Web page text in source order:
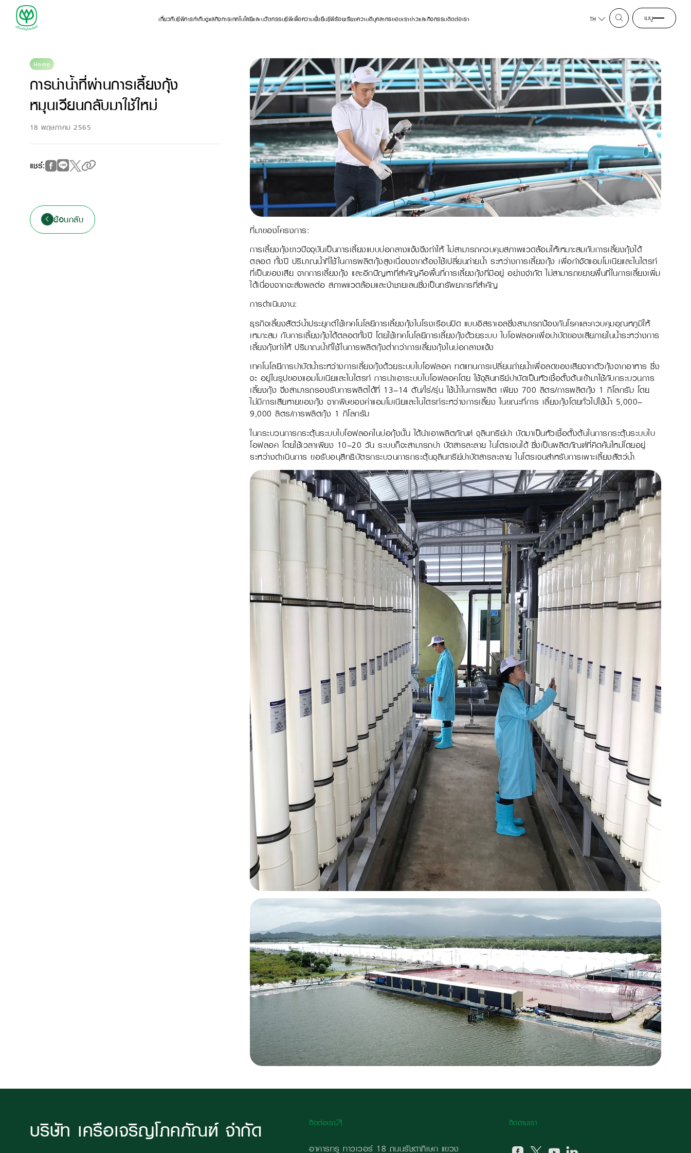
เกี่ยวกับซีพีการกำกับดูแลกิจการเทคโนโลยีและนวัตกรรมซีพีเพื่อความยั่งยืนซีพีร้อยเรียงความดีบุคลากรของเราข่าวและกิจกรรมติดต่อเรา TH เมนู
Home
การนำน้ำที่ผ่านการเลี้ยงกุ้ง
หมุนเวียนกลับมาใช้ใหม่
18 พฤษภาคม 2565
แชร์:
ย้อนกลับ
ที่มาของโครงการ:
การเลี้ยงกุ้งขาวปัจจุบันเป็นการเลี้ยงแบบบ่อกลางแจ้งจึงทำให้ ไม่สามารถควบคุมสภาพแวดล้อมให้เหมาะสมกับการเลี้ยงกุ้งได้
ตลอด ทั้งปี ปริมาณนํ้าที่ใช้ในการผลิตกุ้งสูงเนื่องจากต้องใช้เปลี่ยนถ่ายนํ้า ระหว่างการเลี้ยงกุ้ง เพื่อกำจัดแอมโมเนียและไนไตรท์
ที่เป็นของเสีย จากการเลี้ยงกุ้ง และอีกปัญหาที่สำคัญคือพื้นที่การเลี้ยงกุ้งที่มีอยู่ อย่างจำกัด ไม่สามารถขยายพื้นที่ในการเลี้ยงเพิ่ม
ได้เนื่องจากจะส่งผลต่อ สภาพแวดล้อมและป่าชายเลนซึ่งเป็นทรัพยากรที่สำคัญ
การดำเนินงาน:
ธุรกิจเลี้ยงสัตว์น้ำประยุกต์ใช้เทคโนโลยีการเลี้ยงกุ้งในโรงเรือนปิด แบบอิสราเอลซึ่งสามารถป้องกันโรคและควบคุมอุณหภูมิให้
เหมาะสม กับการเลี้ยงกุ้งได้ตลอดทั้งปี โดยใช้เทคโนโลยีการเลี้ยงกุ้งด้วยระบบ ไบโอฟลอคเพื่อบำบัดของเสียภายในนํ้าระหว่างการ
เลี้ยงกุ้งทำให้ ปริมาณนํ้าที่ใช้ในการผลิตกุ้งตํ่ากว่าการเลี้ยงกุ้งในบ่อกลางแจ้ง
เทคโนโลยีการบำบัดน้ำระหว่างการเลี้ยงกุ้งด้วยระบบไบโอฟลอค ทดแทนการเปลี่ยนถ่ายน้ำเพื่อลดของเสียจากตัวกุ้งจากอาหาร ซึ่ง
จะ อยู่ในรูปของแอมโมเนียและไนไตรท์ การนำเอาระบบไบโอฟลอคโดย ใช้จุลินทรีย์บำบัดเป็นหัวเชื้อตั้งต้นเข้ามาใช้กับกระบวนการ
เลี้ยงกุ้ง จึงสามารถรองรับการผลิตได้ที่ 13–14 ตัน/ไร่/รุ่น ใช้นํ้าในการผลิต เพียง 700 ลิตร/การผลิตกุ้ง 1 กิโลกรัม โดย
ไม่มีการเสียหายของกุ้ง จากพิษของค่าแอมโมเนียและไนไตรท์ระหว่างการเลี้ยง ในขณะที่การ เลี้ยงกุ้งโดยทั่วไปใช้นํ้า 5,000–
9,000 ลิตร/การผลิตกุ้ง 1 กิโลกรัม
ในกระบวนการกระตุ้นระบบไบโอฟลอคในบ่อกุ้งนั้น ได้นำเอาผลิตภัณฑ์ จุลินทรีย์บำ บัดมาเป็นหัวเชื้อตั้งต้นในการกระตุ้นระบบไบ
โอฟลอค โดยใช้เวลาเพียง 10–20 วัน ระบบก็จะสามารถบำ บัดสารละลาย ไนโตรเจนได้ ซึ่งเป็นผลิตภัณฑ์ที่คิดค้นใหม่โดยอยู่
ระหว่างดำเนินการ ขอรับอนุสิทธิบัตรกระบวนการกระตุ้นจุลินทรีย์บำบัดสารละลาย ไนโตรเจนสำหรับการเพาะเลี้ยงสัตว์น้ำ
บริษัท เครือเจริญโภคภัณฑ์ จำกัด ติดต่อเรา
อาคารทรู ทาวเวอร์ 18 ถนนรัชดาภิเษก แขวง
ติดตามเรา